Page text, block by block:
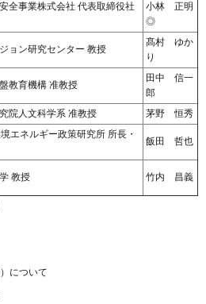
全事業株式会社 代表取締役社
小林 正明
◎
ョン研究センター 教授
髙村 ゆか
り
教育機構 准教授
田中 信一
郎
院人文科学系 准教授
茅野 恒秀
エネルギー政策研究所 所長・
飯田 哲也
教授 竹内 昌義
について